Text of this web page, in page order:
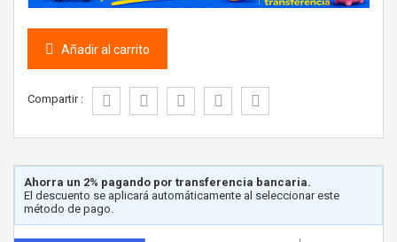
Añadir al carrito
Compartir :
Ahorra un 2% pagando por transferencia bancaria.
El descuento se aplicará automáticamente al seleccionar este
método de pago.